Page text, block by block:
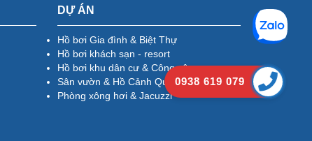
DỰ ÁN
Hồ bơi Gia đình & Biệt Thự
Hồ bơi khách sạn - resort
Hồ bơi khu dân cư & Công cộng
Sân vườn & Hồ Cảnh Quan
Phòng xông hơi & Jacuzzi
0938 619 079